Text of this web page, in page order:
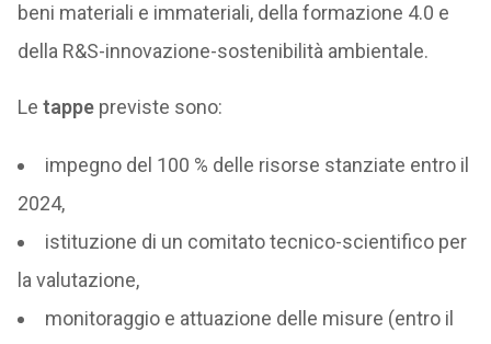
beni materiali e immateriali, della formazione 4.0 e
della R&S-innovazione-sostenibilità ambientale.
Le tappepreviste sono:
impegno del 100 % delle risorse stanziate entro il
2024,
istituzione di un comitato tecnico-scientifico per
la valutazione,
monitoraggio e attuazione delle misure (entro il